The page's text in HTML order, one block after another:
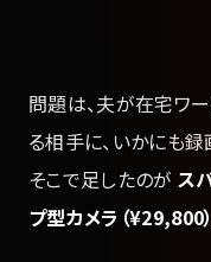
問題は、夫が在宅ワ
る相手に、いかにも
そこで足したのが ス
プ型カメラ（¥29,800）